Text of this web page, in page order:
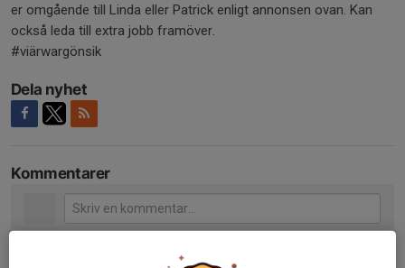
er omgående till Linda eller Patrick enligt annonsen ovan. Kan
också leda till extra jobb framöver.
#viärwargönsik
Dela nyhet
Kommentarer